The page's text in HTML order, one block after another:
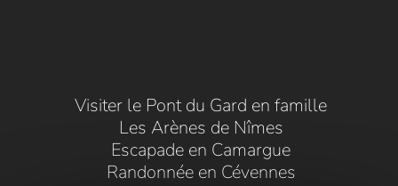
Visiter le Pont du Gard en famille
Les Arènes de Nîmes
Escapade en Camargue
Randonnée en Cévennes